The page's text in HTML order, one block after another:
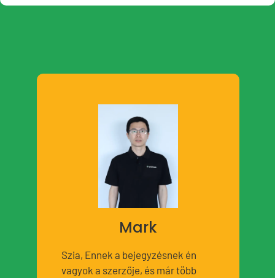
Mark
Szia, Ennek a bejegyzésnek én
vagyok a szerzője, és már több